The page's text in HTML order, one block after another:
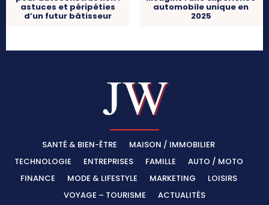
astuces et péripéties
d’un futur bâtisseur
automobile unique en
2025
SANTÉ & BIEN-ÊTRE
MAISON / IMMOBILIER
TECHNOLOGIE
ENTREPRISES FAMILLE
AUTO / MOTO
FINANCE
MODE & LIFESTYLE MARKETING
LOISIRS
VOYAGE – TOURISME
ACTUALITÉS